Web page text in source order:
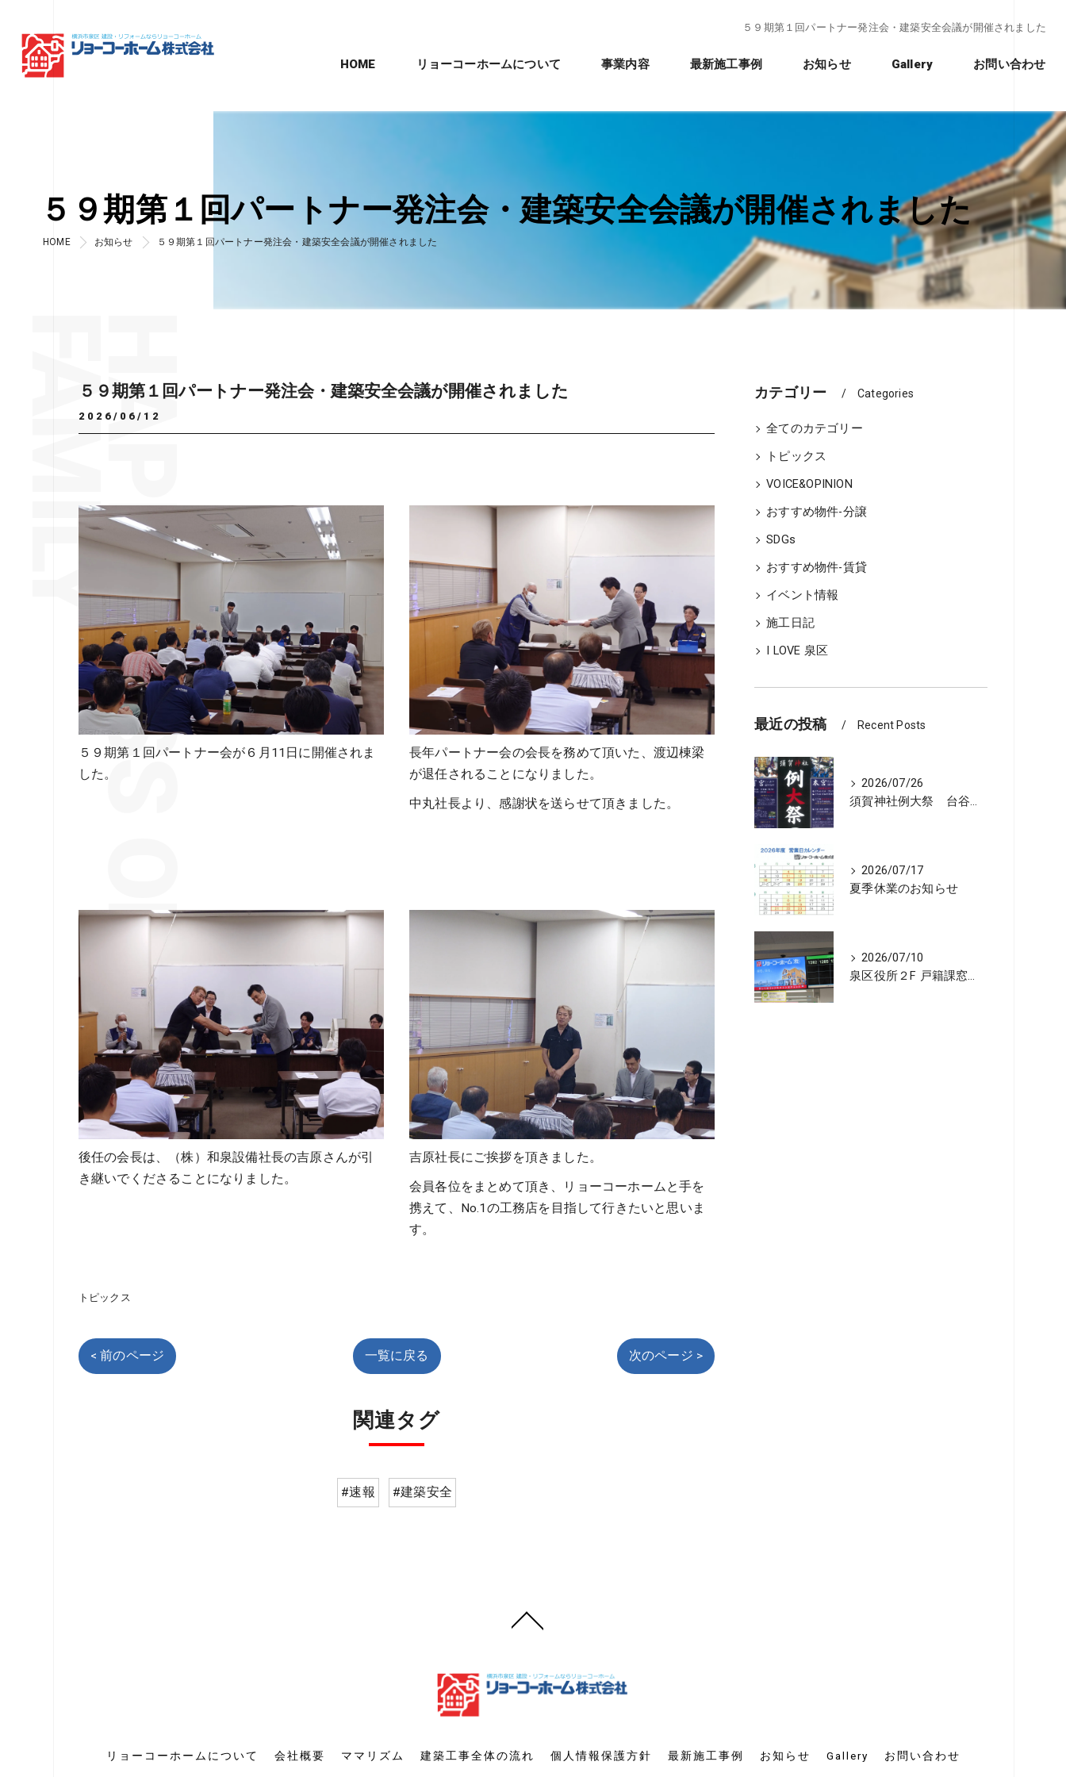
５９期第１回パートナー発注会・建築安全会議が開催されました
HOME リョーコーホームについて
会社概要
数字で見るリョーコーホーム
事業内容
新築住宅施工
ママリズム
リフォームとリノベーションの違い
福祉施設・公共施設
住まいを買う契約の流れ
福祉サービス
最新施工事例 お知らせ Gallery お問い合わせ
５９期第１回パートナー発注会・建築安全会議が開催されました
HOME お知らせ ５９期第１回パートナー発注会・建築安全会議が開催されました
５９期第１回パートナー発注会・建築安全会議が開催されました
2026/06/12
５９期第１回パートナー会が６月11日に開催されま
した。
長年パートナー会の会長を務めて頂いた、渡辺棟梁
が退任されることになりました。
中丸社長より、感謝状を送らせて頂きました。
後任の会長は、（株）和泉設備社長の吉原さんが引
き継いでくださることになりました。
吉原社長にご挨拶を頂きました。
会員各位をまとめて頂き、リョーコーホームと手を
携えて、No.1の工務店を目指して行きたいと思いま
す。
トピックス
< 前のページ 一覧に戻る 次のページ >
関連タグ
#速報 #建築安全
カテゴリー Categories
全てのカテゴリー
トピックス
VOICE&OPINION
おすすめ物件-分譲
SDGs
おすすめ物件-賃貸
イベント情報
施工日記
I LOVE 泉区
最近の投稿 Recent Posts
2026/07/26
須賀神社例大祭 台谷戸神酒所リョーコホーム前に設置 担渡御出発
2026/07/17
夏季休業のお知らせ
2026/07/10
泉区役所２F 戸籍課窓口の順番お知らせ機に宣伝広告を開始しました
リョーコーホームについて 会社概要 ママリズム 建築工事全体の流れ 個人情報保護方針 最新施工事例 お知らせ Gallery お問い合わせ